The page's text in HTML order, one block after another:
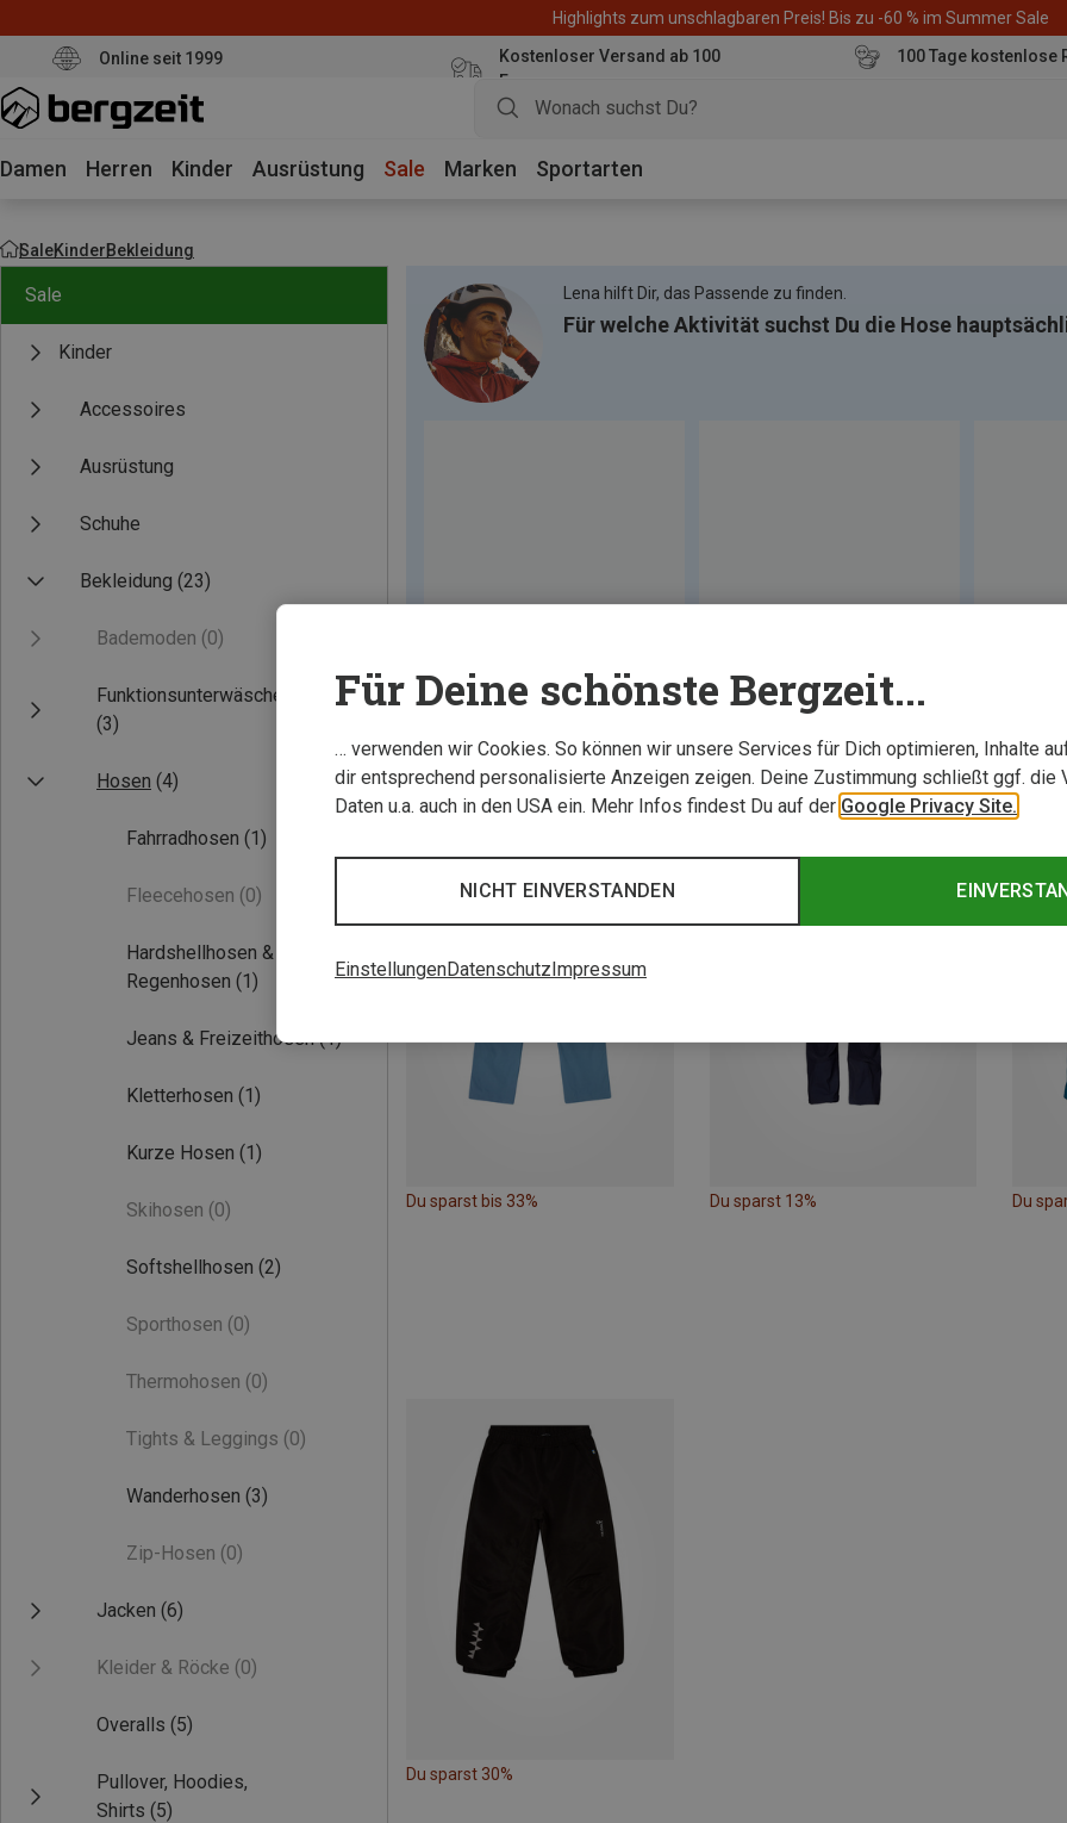
Highlights zum unschlagbaren Preis! Bis zu -60 % im Summer Sale
Online seit 1999
Kostenloser Versand ab 100
Euro
100 Tage kostenlose
Damen Herren Kinder Ausrüstung Sale Marken Sportarten
SaleKinderBekleidung
Sale
Kinder
Accessoires
Ausrüstung
Schuhe
Bekleidung (23)
Bademoden (0)
Funktionsunterwäsche
(3)
Hosen (4)
Fahrradhosen (1)
Fleecehosen (0)
Hardshellhosen &
Regenhosen (1)
Jeans & Freizeithosen (1)
Kletterhosen (1)
Kurze Hosen (1)
Skihosen (0)
Softshellhosen (2)
Sporthosen (0)
Thermohosen (0)
Tights & Leggings (0)
Wanderhosen (3)
Zip-Hosen (0)
Jacken (6)
Kleider & Röcke (0)
Overalls (5)
Pullover, Hoodies,
Shirts (5)
Lena hilft Dir, das Passende zu finden.
Für welche Aktivität suchst Du die Hose
Du sparst bis 33% Du sparst 13% Du
Du sparst 30%
Für Deine schönste Bergzeit...
… verwenden wir Cookies. So können wir unsere Services für Dich optimieren, Inhalte
dir entsprechend personalisierte Anzeigen zeigen. Deine Zustimmung schließt ggf. die
Daten u.a. auch in den USA ein. Mehr Infos findest Du auf der Google Privacy Site.
NICHT EINVERSTANDEN
EinstellungenDatenschutz Impressum